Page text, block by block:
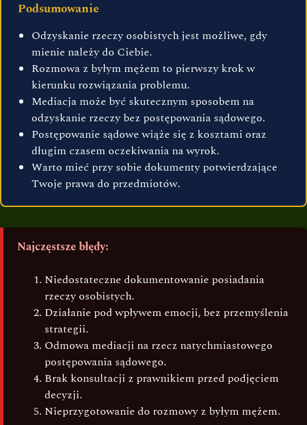
Podsumowanie
Odzyskanie rzeczy osobistych jest możliwe, gdy
mienie należy do Ciebie.
Rozmowa z byłym mężem to pierwszy krok w
kierunku rozwiązania problemu.
Mediacja może być skutecznym sposobem na
odzyskanie rzeczy bez postępowania sądowego.
Postępowanie sądowe wiąże się z kosztami oraz
długim czasem oczekiwania na wyrok.
Warto mieć przy sobie dokumenty potwierdzające
Twoje prawa do przedmiotów.
Najczęstsze błędy:
Niedostateczne dokumentowanie posiadania
rzeczy osobistych.
Działanie pod wpływem emocji, bez przemyślenia
strategii.
Odmowa mediacji na rzecz natychmiastowego
postępowania sądowego.
Brak konsultacji z prawnikiem przed podjęciem
decyzji.
Nieprzygotowanie do rozmowy z byłym mężem.